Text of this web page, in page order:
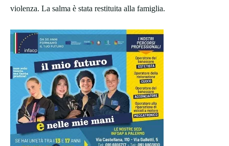
violenza. La salma è stata restituita alla famiglia.